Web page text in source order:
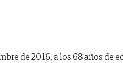
de 2016, a los 68 años de